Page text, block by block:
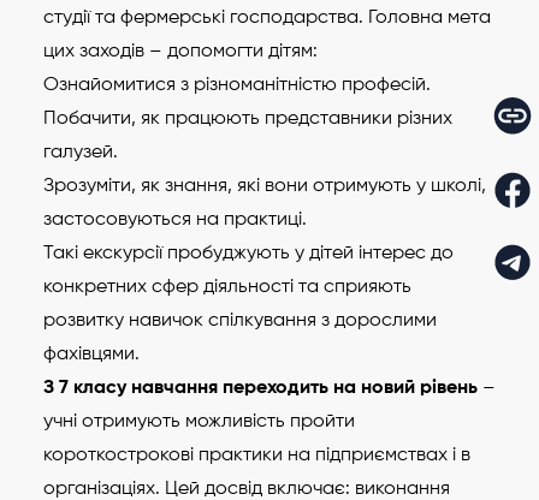
студії та фермерські господарства. Головна мета
цих заходів – допомогти дітям:
Ознайомитися з різноманітністю професій.
Побачити, як працюють представники різних
галузей.
Зрозуміти, як знання, які вони отримують у школі,
застосовуються на практиці.
Такі екскурсії пробуджують у дітей інтерес до
конкретних сфер діяльності та сприяють
розвитку навичок спілкування з дорослими
фахівцями.
З 7 класу навчання переходить на новий рівень –
учні отримують можливість пройти
короткострокові практики на підприємствах і в
організаціях. Цей досвід включає: виконання